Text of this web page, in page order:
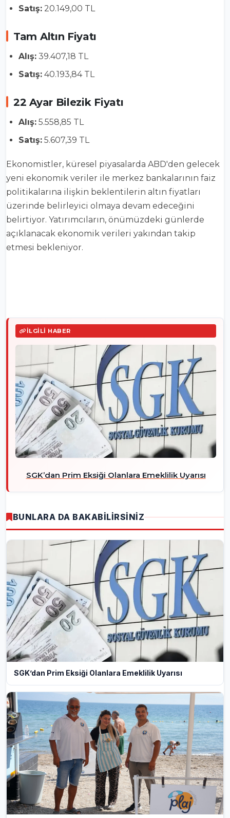
Satış: 20.149,00 TL
Tam Altın Fiyatı
Alış: 39.407,18 TL
Satış: 40.193,84 TL
22 Ayar Bilezik Fiyatı
Alış: 5.558,85 TL
Satış: 5.607,39 TL
Ekonomistler, küresel piyasalarda ABD'den gelecek
yeni ekonomik veriler ile merkez bankalarının faiz
politikalarına ilişkin beklentilerin altın fiyatları
üzerinde belirleyici olmaya devam edeceğini
belirtiyor. Yatırımcıların, önümüzdeki günlerde
açıklanacak ekonomik verileri yakından takip
etmesi bekleniyor.
İLGILI HABER
SGK’dan Prim Eksiği Olanlara Emeklilik Uyarısı
BUNLARA DA BAKABİLİRSİNİZ
SGK’dan Prim Eksiği Olanlara Emeklilik Uyarısı